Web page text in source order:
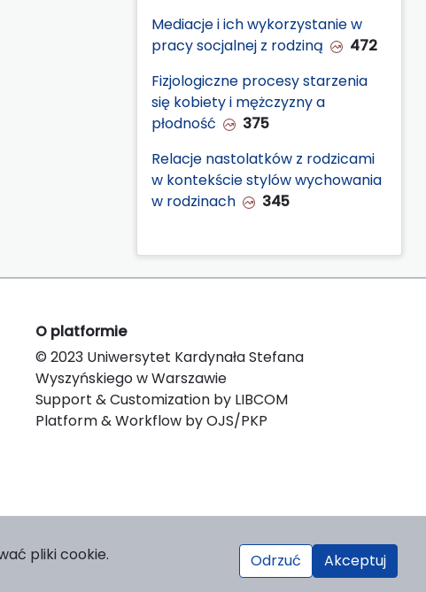
Mediacje i ich wykorzystanie w
pracy socjalnej z rodziną
472
Fizjologiczne procesy starzenia
się kobiety i mężczyzny a
płodność
375
Relacje nastolatków z rodzicami
w kontekście stylów wychowania
w rodzinach
345
O platformie
© 2023 Uniwersytet Kardynała Stefana
Wyszyńskiego w Warszawie
Support & Customization by LIBCOM
Platform & Workflow by OJS/PKP
pliki cookie. Odrzuć Akceptuj